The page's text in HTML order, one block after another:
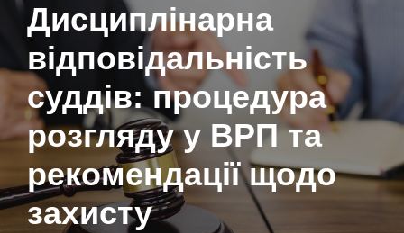
Дисциплінарна
відповідальність
суддів: процедура
розгляду у ВРП та
рекомендації щодо
захисту